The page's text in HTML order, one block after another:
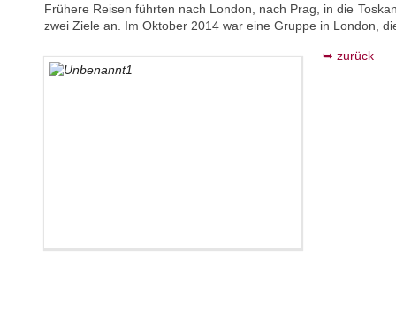
Frühere Reisen führten nach London, nach Prag, in die
zwei Ziele an. Im Oktober 2014 war eine Gruppe in London,
zurück